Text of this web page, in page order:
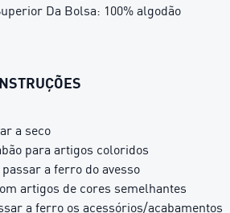
Da Bolsa: 100% algodão
a seco
para artigos coloridos
passar a ferro do avesso
artigos de cores semelhantes
a ferro os acessórios/acabamentos